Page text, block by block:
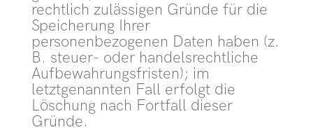
rechtlich zulässigen Gründe für die
Speicherung Ihrer
personenbezogenen Daten haben (z.
B. steuer- oder handelsrechtliche
Aufbewahrungsfristen); im
letztgenannten Fall erfolgt die
Löschung nach Fortfall dieser
Gründe.